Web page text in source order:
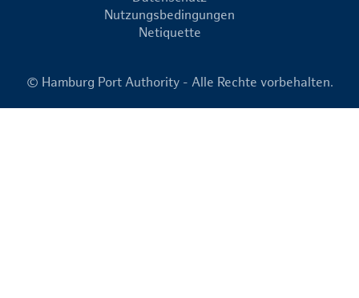
Nutzungsbedingungen
Netiquette
© Hamburg Port Authority - Alle Rechte vorbehalten.